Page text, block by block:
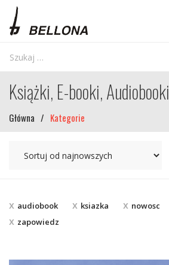
Książki, E-booki, Audiobooki
Główna / Kategorie
audiobook ksiazka nowosc
zapowiedz